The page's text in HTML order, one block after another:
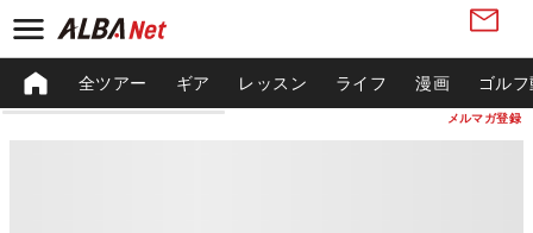
メルマガ登録
全ツアー ギア レッスン ライフ 漫画 ゴル